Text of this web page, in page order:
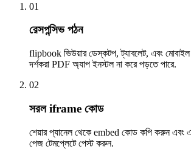
01
রেসপন্সিভ পঠন
flipbook ভিউয়ার ডেস্কটপ, ট্যাবলেট, এবং মোবাইল
দর্শকরা PDF অ্যাপ ইনস্টল না করে পড়তে পারে.
02
সরল iframe কোড
শেয়ার প্যানেল থেকে embed কোড কপি করুন এবং
পেজ টেমপ্লেটে পেস্ট করুন.